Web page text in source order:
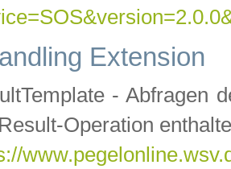
Extension
- Abfragen
Operation